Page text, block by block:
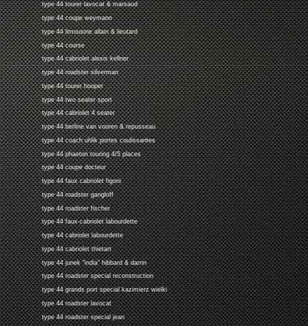
type 44 tourer lavocat & marsaud
type 44 coupe weymann
type 44 limousine allain & lieutard
type 44 course
type 44 cabriolet alexis kellner
type 44 roadster silverman
type 44 tourer hooper
type 44 two seater sport
type 44 cabriolet 4 seater
type 44 berline van vooren & repusseau
type 44 coach uhlik portes coulissantes
type 44 phaeton touring 4/5 places
type 44 coupe docteur
type 44 faux cabriolet figoni
type 44 roadster gangloff
type 44 roadster fischer
type 44 faux-cabriolet labourdette
type 44 cabriolet labourdette
type 44 cabriolet thietart
type 44 junek "india" hibbard & darrin
type 44 roadster special reconstruction
type 44 grands port special kazimierz wielki
type 44 roadster lavocat
type 44 roadster special jean